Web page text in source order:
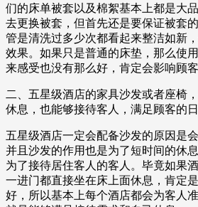
们的床单被套以及棉絮基本上都是大
去更换被套，但首先还是要保证被套
管是清洗过多少次都看起来整洁如新
效果。如果只是普通的床垫，那么使
来感受也没有那么好，肯定会影响顾客
二、五星级酒店的家具沙发或者座椅
休息，也能够接待客人，满足顾客的日
五星级酒店一定会配备沙发的原因是
并且沙发的作用也是为了短时间的休
为了接待居住客人的客人。毕竟如果
一进门都直接坐在床上面休息，肯定
好，所以基本上每个酒店都会为客人